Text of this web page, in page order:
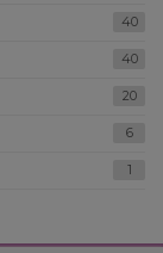
40
40
20
6
1